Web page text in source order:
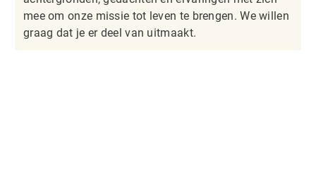
mee om onze missie tot leven te brengen. We willen
graag dat je er deel van uitmaakt.